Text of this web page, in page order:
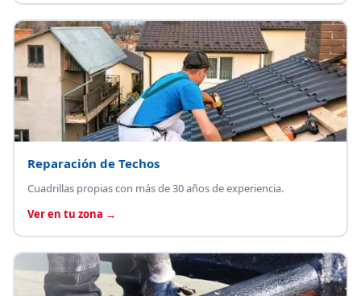
Reparación de Techos
Cuadrillas propias con más de 30 años de experiencia.
Ver en tu zona →